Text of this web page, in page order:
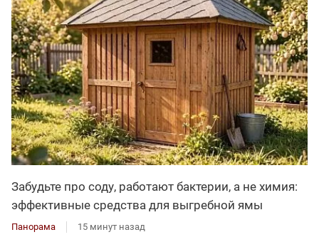
Забудьте про соду, работают бактерии, а не химия:
эффективные средства для выгребной ямы
Панорама 15 минут назад